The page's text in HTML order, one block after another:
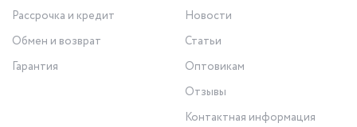
Рассрочка и кредит
Обмен и возврат
Гарантия
Новости
Статьи
Оптовикам
Отзывы
Контактная информация